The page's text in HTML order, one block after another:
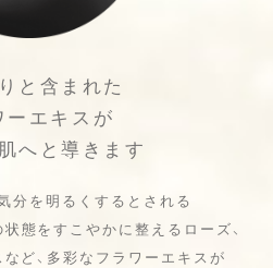
と含まれた
ーエキスが
へと導きます
分を明るくするとされる
状態をすこやかに整えるローズ、
ど、 多彩なフラワーエキスが